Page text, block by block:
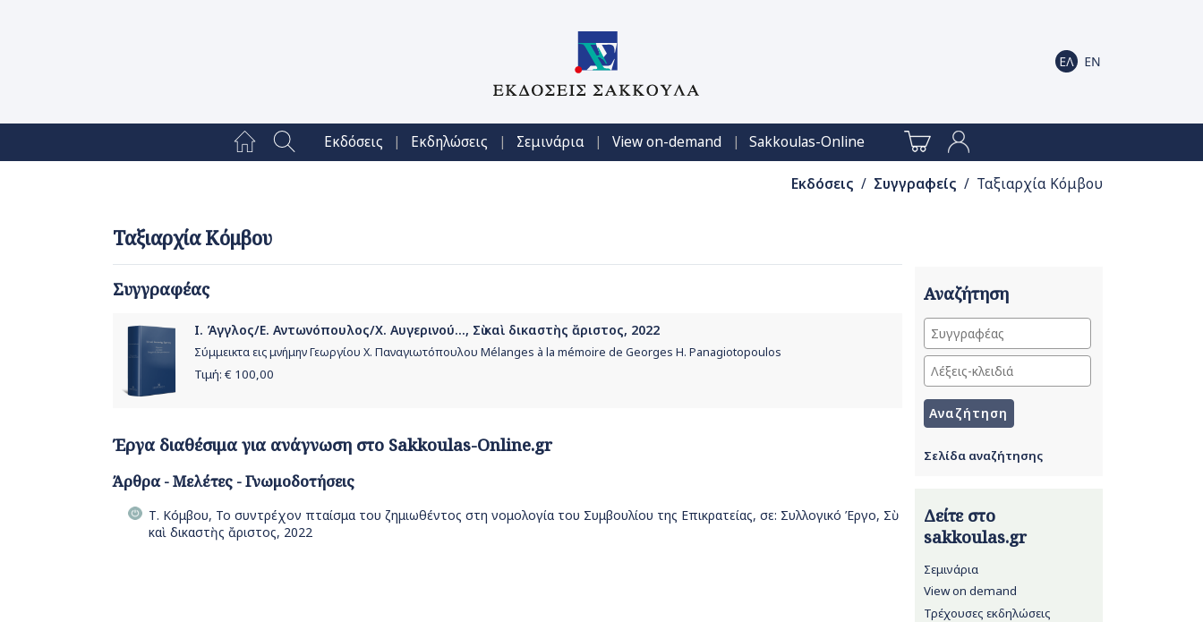
Εκδόσεις | Εκδηλώσεις | Σεμινάρια | View on-demand | Sakkoulas-Online
Εκδόσεις / Συγγραφείς / Ταξιαρχία Κόμβου
Ταξιαρχία Κόμβου
Συγγραφέας
Ι. Άγγλος/Ε. Αντωνόπουλος/Χ. Αυγερινού..., Σὺ καὶ δικαστὴς ἄριστος, 2022
Σύμμεικτα εις μνήμην Γεωργίου Χ. Παναγιωτόπουλου Mélanges à la mémoire de Georges H. Panagiotopoulos
Τιμή: € 100,00
Έργα διαθέσιμα για ανάγνωση στο Sakkoulas-Online.gr
Άρθρα - Μελέτες - Γνωμοδοτήσεις
Τ. Κόμβου, Το συντρέχον πταίσμα του ζημιωθέντος στη νομολογία του Συμβουλίου της Επικρατείας, σε: Συλλογικό Έργο, Σὺ
καὶ δικαστὴς ἄριστος, 2022
Αναζήτηση
Σελίδα αναζήτησης
Δείτε στο
sakkoulas.gr
Σεμινάρια
View on demand
Τρέχουσες εκδηλώσεις